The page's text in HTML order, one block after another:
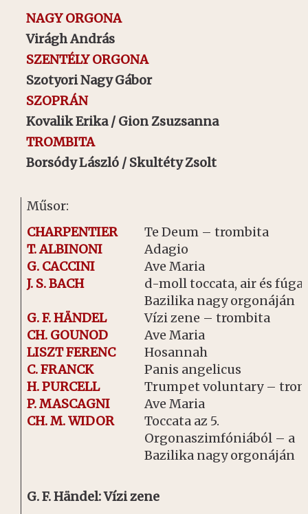
NAGY ORGONA
VirághAndrás
SZENTÉLY ORGONA
Szotyori Nagy Gábor
SZOPRÁN
Kovalik Erika / Gion Zsuzsanna
TROMBITA
Borsódy László / Skultéty Zsolt
Műsor:
CHARPENTIER
Te Deum – trombita
T. ALBINONI
Adagio
G. CACCINI
Ave Maria
J. S. BACH
d-moll toccata, air és fúga
Bazilika nagy orgonáján
G. F. HÄNDEL
Vízi zene – trombita
CH. GOUNOD
Ave Maria
LISZT FERENC
Hosannah
C. FRANCK
Panis angelicus
H. PURCELL
Trumpet voluntary –
P. MASCAGNI
Ave Maria
CH. M. WIDOR
Toccata az 5.
Orgonaszimfóniából – a
Bazilika nagy orgonáján
G. F. Händel: Vízi zene